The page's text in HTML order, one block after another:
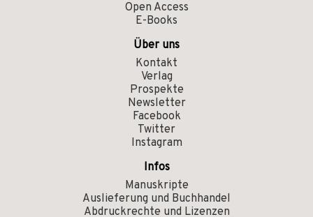
Open Access
E-Books
Über uns
Kontakt
Verlag
Prospekte
Newsletter
Facebook
Twitter
Instagram
Infos
Manuskripte
Auslieferung und Buchhandel
Abdruckrechte und Lizenzen